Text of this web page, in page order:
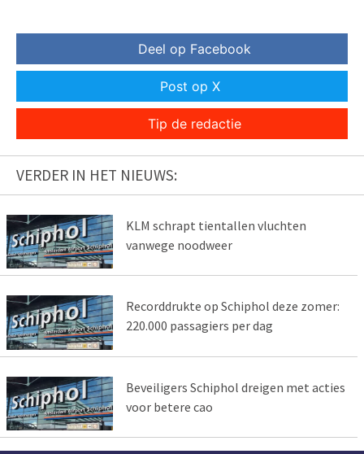
Deel op Facebook
Post op X
Tip de redactie
VERDER IN HET NIEUWS:
KLM schrapt tientallen vluchten
vanwege noodweer
Recorddrukte op Schiphol deze zomer:
220.000 passagiers per dag
Beveiligers Schiphol dreigen met acties
voor betere cao